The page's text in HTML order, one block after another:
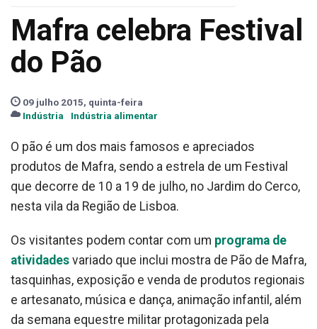
Mafra celebra Festival
do Pão
09 julho 2015, quinta-feira
Indústria
Indústria alimentar
O pão é um dos mais famosos e apreciados
produtos de Mafra, sendo a estrela de um Festival
que decorre de 10 a 19 de julho, no Jardim do Cerco,
nesta vila da Região de Lisboa.
Os visitantes podem contar com um programa de
atividades variado que inclui mostra de Pão de Mafra,
tasquinhas, exposição e venda de produtos regionais
e artesanato, música e dança, animação infantil, além
da semana equestre militar protagonizada pela